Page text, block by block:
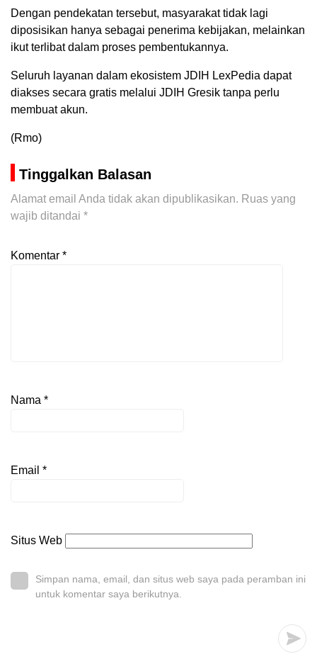
Dengan pendekatan tersebut, masyarakat tidak lagi
diposisikan hanya sebagai penerima kebijakan, melainkan
ikut terlibat dalam proses pembentukannya.
Seluruh layanan dalam ekosistem JDIH LexPedia dapat
diakses secara gratis melalui JDIH Gresik tanpa perlu
membuat akun.
(Rmo)
Tinggalkan Balasan
Alamat email Anda tidak akan dipublikasikan. Ruas yang
wajib ditandai *
Komentar *
Nama *
Email *
Situs Web
Simpan nama, email, dan situs web saya pada peramban ini
untuk komentar saya berikutnya.